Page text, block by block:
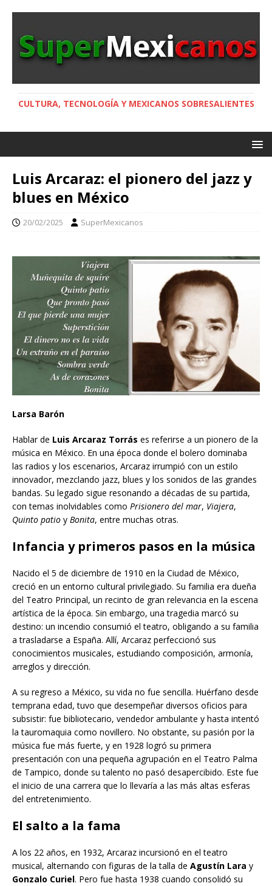
CULTURA, TECNOLOGÍA Y MEXICANOS SOBRESALIENTES
Luis Arcaraz: el pionero del jazz y
blues en México
20/02/2025 SuperMexicanos
Larsa Barón
Hablar de Luis Arcaraz Torrás es referirse a un pionero de la
música en México. En una época donde el bolero dominaba
las radios y los escenarios, Arcaraz irrumpió con un estilo
innovador, mezclando jazz, blues y los sonidos de las grandes
bandas. Su legado sigue resonando a décadas de su partida,
con temas inolvidables como Prisionero del mar, Viajera,
Quinto patio y Bonita, entre muchas otras.
Infancia y primeros pasos en la música
Nacido el 5 de diciembre de 1910 en la Ciudad de México,
creció en un entorno cultural privilegiado. Su familia era dueña
del Teatro Principal, un recinto de gran relevancia en la escena
artística de la época. Sin embargo, una tragedia marcó su
destino: un incendio consumió el teatro, obligando a su familia
a trasladarse a España. Allí, Arcaraz perfeccionó sus
conocimientos musicales, estudiando composición, armonía,
arreglos y dirección.
A su regreso a México, su vida no fue sencilla. Huérfano desde
temprana edad, tuvo que desempeñar diversos oficios para
subsistir: fue bibliotecario, vendedor ambulante y hasta intentó
la tauromaquia como novillero. No obstante, su pasión por la
música fue más fuerte, y en 1928 logró su primera
presentación con una pequeña agrupación en el Teatro Palma
de Tampico, donde su talento no pasó desapercibido. Este fue
el inicio de una carrera que lo llevaría a las más altas esferas
del entretenimiento.
El salto a la fama
A los 22 años, en 1932, Arcaraz incursionó en el teatro
musical, alternando con figuras de la talla de Agustín Lara y
Gonzalo Curiel. Pero fue hasta 1938 cuando consolidó su